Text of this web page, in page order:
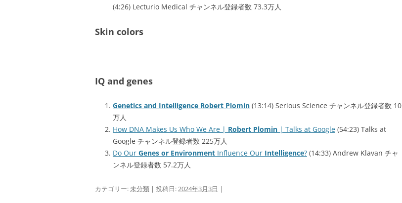
(4:26) Lecturio Medical チャンネル登録者数 73.3万人
Skin colors
IQ and genes
Genetics and Intelligence Robert Plomin (13:14) Serious Science チャンネル登録者数 10
万人
How DNA Makes Us Who We Are | Robert Plomin | Talks at Google (54:23) Talks at
Google チャンネル登録者数 225万人
Do Our Genes or Environment Influence Our Intelligence? (14:33) Andrew Klavan チャ
ンネル登録者数 57.2万人
カテゴリー:未分類 | 投稿日:2024年3月3日 |